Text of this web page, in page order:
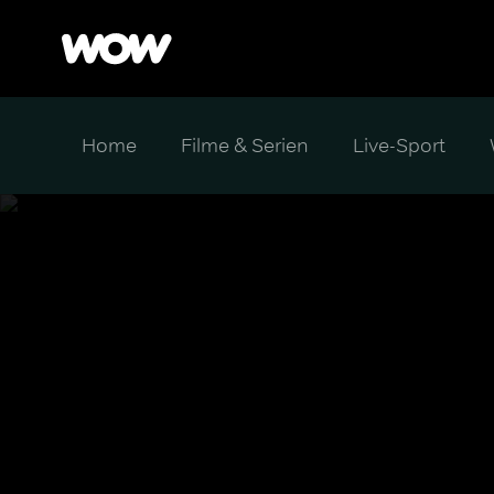
Home Filme & Serien Live-Sport